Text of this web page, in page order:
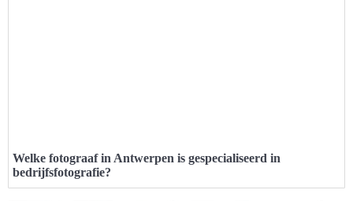
Welke fotograaf in Antwerpen is gespecialiseerd in
bedrijfsfotografie?